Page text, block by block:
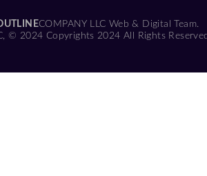
COMPANY LLC Web & Digital Team.
© 2024 Copyrights 2024 All Rights